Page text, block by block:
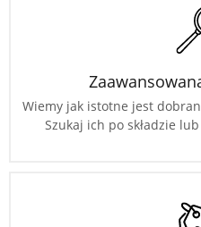
Wiemy jak istotne jest
Szukaj ich po składzie